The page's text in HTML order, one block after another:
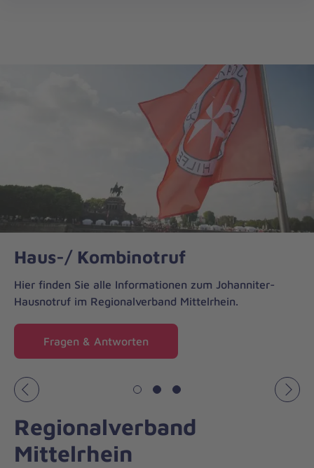
Haus-/ Kombinotruf
Hier finden Sie alle Informationen zum Johanniter-
Hausnotruf im Regionalverband Mittelrhein.
Fragen & Antworten
Vorheriges
Regionalverband
Mittelrhein